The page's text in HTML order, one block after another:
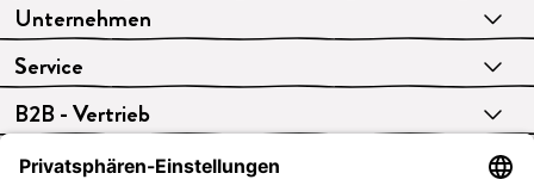
Unternehmen
Service
B2B - Vertrieb